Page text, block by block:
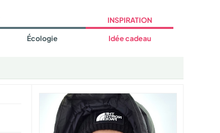
Écologie
INSPIRATION
Idée cadeau